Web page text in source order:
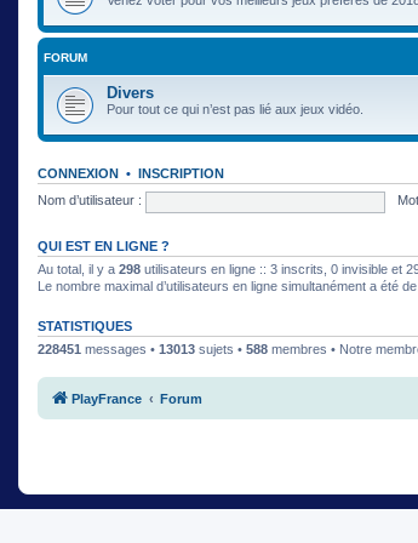
FORUM
Divers
Pour tout ce qui n’est pas lié aux jeux vidéo.
CONNEXION • INSCRIPTION
Nom d’utilisateur :
QUI EST EN LIGNE ?
Au total, il y a 298 utilisateurs en ligne :: 3 inscrits, 0 invisible et
Le nombre maximal d’utilisateurs en ligne simultanément a été de
STATISTIQUES
228451 messages • 13013 sujets • 588 membres • Notre
PlayFrance Forum